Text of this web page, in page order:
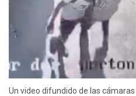
Un video difundido de las